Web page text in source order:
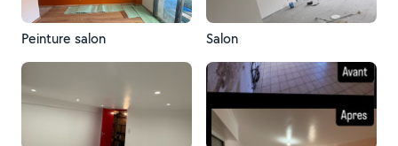
Peinture salon Salon